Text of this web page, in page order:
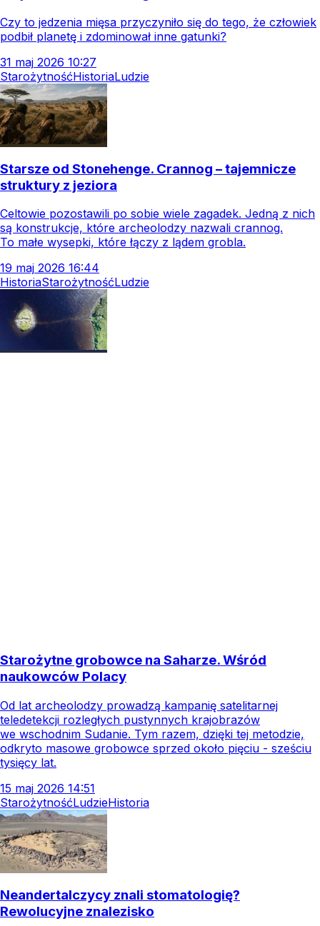
Czy to jedzenia mięsa przyczyniło się do tego, że człowiek
podbił planetę i zdominował inne gatunki?
31 maj 2026 10:27
StarożytnośćHistoriaLudzie
Starsze od Stonehenge. Crannog – tajemnicze
struktury z jeziora
Celtowie pozostawili po sobie wiele zagadek. Jedną z nich
są konstrukcje, które archeolodzy nazwali crannog.
To małe wysepki, które łączy z lądem grobla.
19 maj 2026 16:44
HistoriaStarożytnośćLudzie
Starożytne grobowce na Saharze. Wśród
naukowców Polacy
Od lat archeolodzy prowadzą kampanię satelitarnej
teledetekcji rozległych pustynnych krajobrazów
we wschodnim Sudanie. Tym razem, dzięki tej metodzie,
odkryto masowe grobowce sprzed około pięciu - sześciu
tysięcy lat.
15 maj 2026 14:51
StarożytnośćLudzieHistoria
Neandertalczycy znali stomatologię?
Rewolucyjne znalezisko